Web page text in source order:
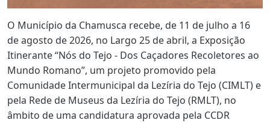
O Município da Chamusca recebe, de 11 de julho a 16
de agosto de 2026, no Largo 25 de abril, a Exposição
Itinerante “Nós do Tejo - Dos Caçadores Recoletores ao
Mundo Romano”, um projeto promovido pela
Comunidade Intermunicipal da Lezíria do Tejo (CIMLT) e
pela Rede de Museus da Lezíria do Tejo (RMLT), no
âmbito de uma candidatura aprovada pela CCDR